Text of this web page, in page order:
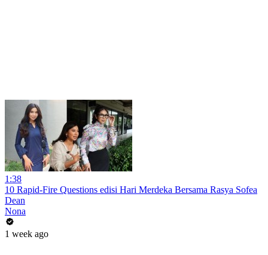
1:38
10 Rapid-Fire Questions edisi Hari Merdeka Bersama Rasya Sofea
Dean
Nona
1 week ago